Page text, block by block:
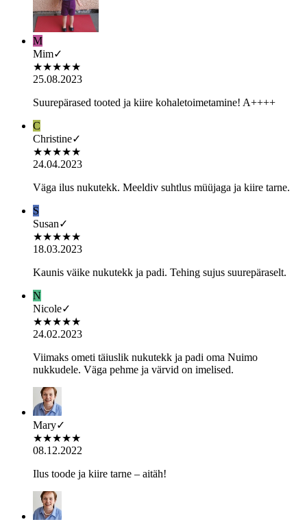
M
Mim✓
★★★★★
25.08.2023
Suurepärased tooted ja kiire kohaletoimetamine! A++++
C
Christine✓
★★★★★
24.04.2023
Väga ilus nukutekk. Meeldiv suhtlus müüjaga ja kiire tarne.
S
Susan✓
★★★★★
18.03.2023
Kaunis väike nukutekk ja padi. Tehing sujus suurepäraselt.
N
Nicole✓
★★★★★
24.02.2023
Viimaks ometi täiuslik nukutekk ja padi oma Nuimo
nukkudele. Väga pehme ja värvid on imelised.
Mary✓
★★★★★
08.12.2022
Ilus toode ja kiire tarne – aitäh!